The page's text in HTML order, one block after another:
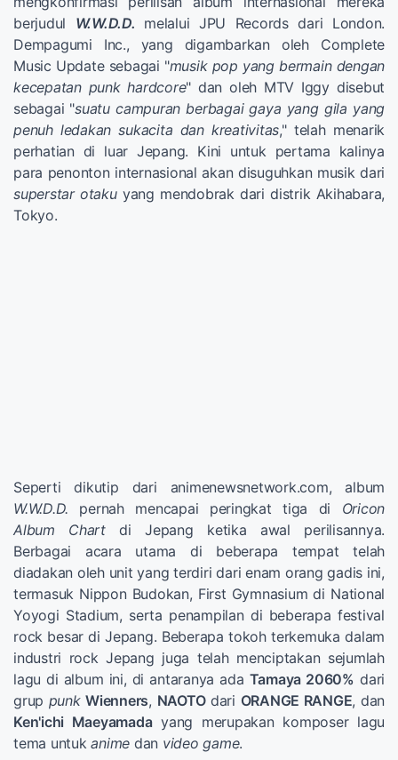
berjudul W.W.D.D. melalui JPU Records dari London.
Dempagumi Inc., yang digambarkan oleh Complete
Music Update sebagai "musik pop yang bermain dengan
kecepatan punk hardcore" dan oleh MTV Iggy disebut
sebagai "suatu campuran berbagai gaya yang gila yang
penuh ledakan sukacita dan kreativitas," telah menarik
perhatian di luar Jepang. Kini untuk pertama kalinya
para penonton internasional akan disuguhkan musik dari
superstar otakuyang mendobrak dari distrik Akihabara,
Tokyo.
Seperti dikutip dari animenewsnetwork.com, album
W.W.D.D. pernah mencapai peringkat tiga di Oricon
Album Chartdi Jepang ketika awal perilisannya.
Berbagai acara utama di beberapa tempat telah
diadakan oleh unit yang terdiri dari enam orang gadis ini,
termasuk Nippon Budokan, First Gymnasium di National
Yoyogi Stadium, serta penampilan di beberapa festival
rock besar di Jepang. Beberapa tokoh terkemuka dalam
industri rock Jepang juga telah menciptakan sejumlah
lagu di album ini, di antaranya ada Tamaya 2060% dari
grup punk Wienners, NAOTOdari ORANGE RANGE, dan
Ken'ichi Maeyamadayang merupakan komposer lagu
tema untukanime dan video game.